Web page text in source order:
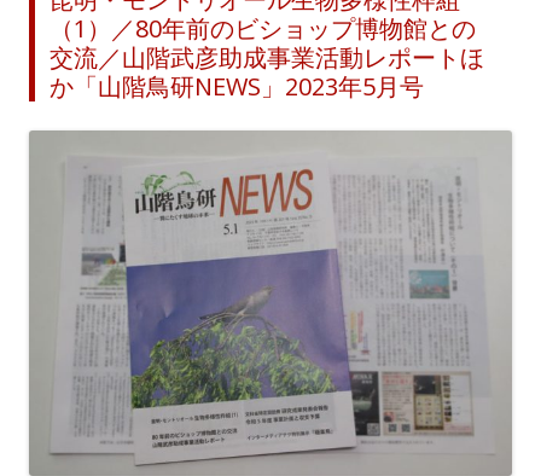
（1）／80年前のビショップ博物館との
交流／山階武彦助成事業活動レポートほ
か「山階鳥研NEWS」2023年5月号